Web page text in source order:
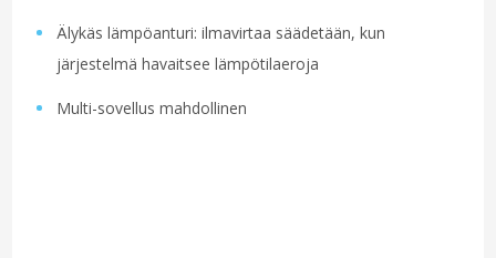
Älykäs lämpöanturi: ilmavirtaa säädetään, kun
järjestelmä havaitsee lämpötilaeroja
Multi-sovellus mahdollinen